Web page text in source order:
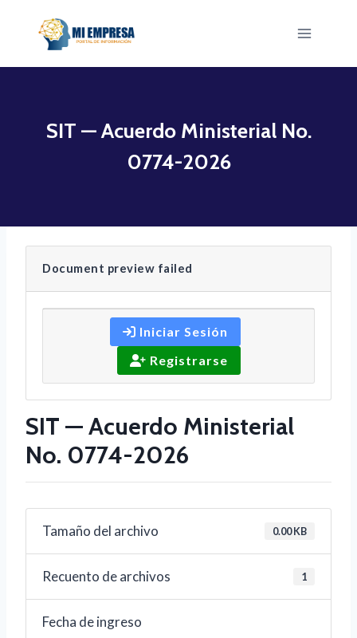
SIT — Acuerdo Ministerial No.
0774-2026
Document preview failed
Iniciar Sesión
Registrarse
SIT — Acuerdo Ministerial
No. 0774-2026
Tamaño del archivo 0.00 KB
Recuento de archivos 1
Fecha de ingreso